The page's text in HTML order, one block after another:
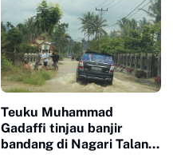
Teuku Muhammad
Gadaffi tinjau banjir
bandang di Nagari Talang